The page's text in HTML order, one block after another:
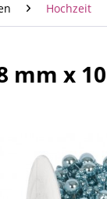
Hochzeit
mm x